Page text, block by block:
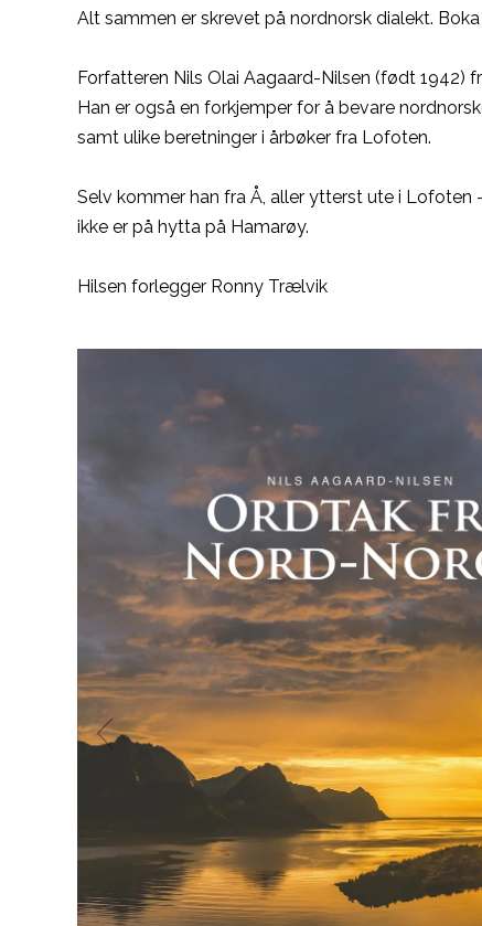
Alt sammen er skrevet på nordnorsk dialekt.
Forfatteren Nils Olai Aagaard-Nilsen (født 1942)
Han er også en forkjemper for å bevare
samt ulike beretninger i årbøker fra Lofoten.
Selv kommer han fra Å, aller ytterst ute i
ikke er på hytta på Hamarøy.
Hilsen forlegger Ronny Trælvik